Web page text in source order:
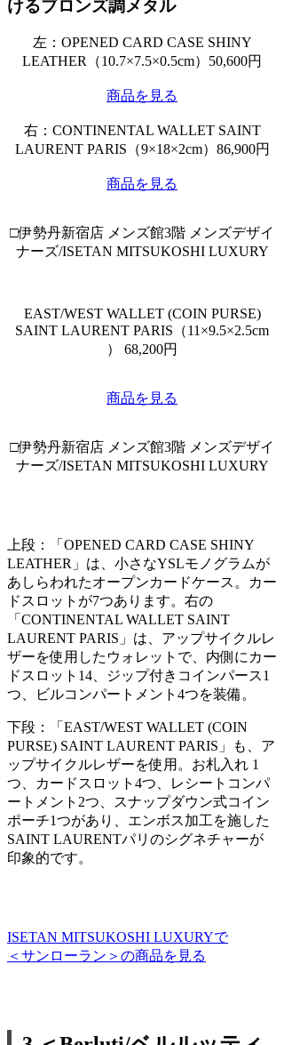
けるブロンズ調メタル
左：OPENED CARD CASE SHINY
LEATHER（10.7×7.5×0.5cm）50,600円
商品を見る
右：CONTINENTAL WALLET SAINT
LAURENT PARIS（9×18×2cm）86,900円
商品を見る
□伊勢丹新宿店 メンズ館3階 メンズデザイ
ナーズ/ISETAN MITSUKOSHI LUXURY
EAST/WEST WALLET (COIN PURSE)
SAINT LAURENT PARIS（11×9.5×2.5cm
） 68,200円
商品を見る
□伊勢丹新宿店 メンズ館3階 メンズデザイ
ナーズ/ISETAN MITSUKOSHI LUXURY
上段：「OPENED CARD CASE SHINY
LEATHER」は、小さなYSLモノグラムが
あしらわれたオープンカードケース。カー
ドスロットが7つあります。右の
「CONTINENTAL WALLET SAINT
LAURENT PARIS」は、アップサイクルレ
ザーを使用したウォレットで、内側にカー
ドスロット14、ジップ付きコインパース1
つ、ビルコンパートメント4つを装備。
下段：「EAST/WEST WALLET (COIN
PURSE) SAINT LAURENT PARIS」も、ア
ップサイクルレザーを使用。お札入れ 1
つ、カードスロット4つ、レシートコンパ
ートメント2つ、スナップダウン式コイン
ポーチ1つがあり、エンボス加工を施した
SAINT LAURENTパリのシグネチャーが
印象的です。
ISETAN MITSUKOSHI LUXURYで
＜サンローラン＞の商品を見る